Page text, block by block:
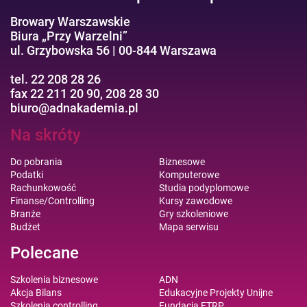
Browary Warszawskie
Biura „Przy Warzelni”
ul. Grzybowska 56 | 00-844 Warszawa
tel. 22 208 28 26
fax 22 211 20 90, 208 28 30
biuro@adnakademia.pl
Na skróty
Do pobrania
Podatki
Rachunkowość
Finanse/Controlling
Branże
Budżet
Biznesowe
Komputerowe
Studia podyplomowe
Kursy zawodowe
Gry szkoleniowe
Mapa serwisu
Polecane
Szkolenia biznesowe
Akcja Bilans
ADN
Edukacyjne Projekty Unijne